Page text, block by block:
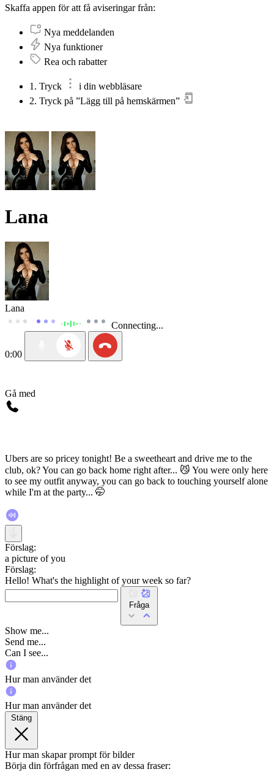
Skaffa appen för att få aviseringar från:
Nya meddelanden
Nya funktioner
Rea och rabatter
1. Tryck
i din webbläsare
2. Tryck på ”Lägg till på hemskärmen”
Lana
Lana
Connecting...
0:00
Gå med
Ubers are so pricey tonight! Be a sweetheart and drive me to the
club, ok? You can go back home right after... 😼 You were only here
to see my outfit anyway, you can go back to touching yourself alone
while I'm at the party... 🤭
Förslag:
a picture of you
Förslag:
Hello! What's the highlight of your week so far?
Fråga
Show me...
Send me...
Can I see...
Hur man använder det
Hur man använder det
Stäng
Hur man skapar prompt för bilder
Börja din förfrågan med en av dessa fraser: